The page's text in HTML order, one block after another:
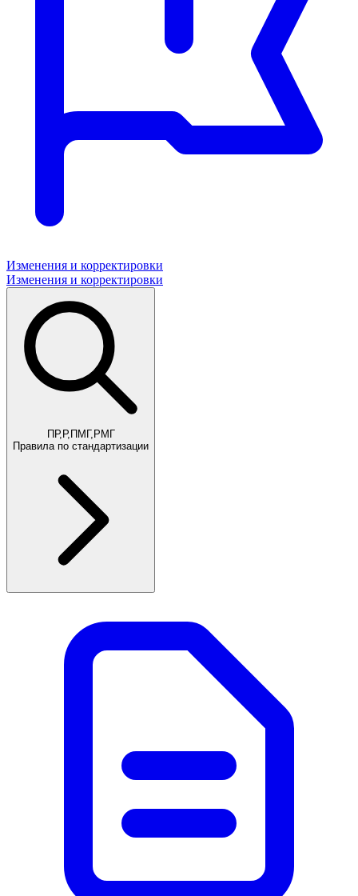
Изменения и корректировки
Изменения и корректировки
ПР,Р,ПМГ,РМГ
Правила по стандартизации